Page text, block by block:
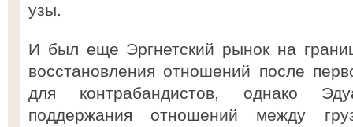
узы.
И был еще Эргнетский рынок на
восстановления отношений после
для контрабандистов, однако
поддержания отношений между